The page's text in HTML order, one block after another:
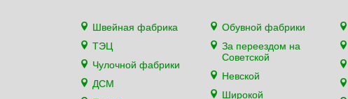
Швейная фабрика
ТЭЦ
Чулочной фабрики
ДСМ
Обувной фабрики
За переездом на
Советской
Невской
Широкой